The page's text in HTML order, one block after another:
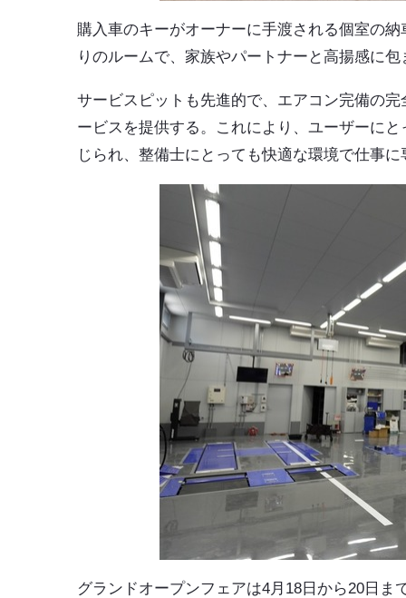
購入車のキーがオーナーに手渡される個室の
りのルームで、家族やパートナーと高揚感に
サービスピットも先進的で、エアコン完備の
ービスを提供する。これにより、ユーザーに
じられ、整備士にとっても快適な環境で仕事
グランドオープンフェアは4月18日から20日